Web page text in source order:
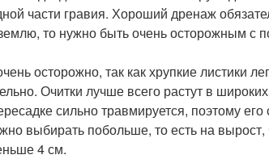
части гравия. Хороший дренаж
то нужно быть очень осторожным с
осторожно, так как хрупкие листики
Очитки лучше всего растут в
сильно травмируется, поэтому его
выбирать побольше, то есть на
4 см.